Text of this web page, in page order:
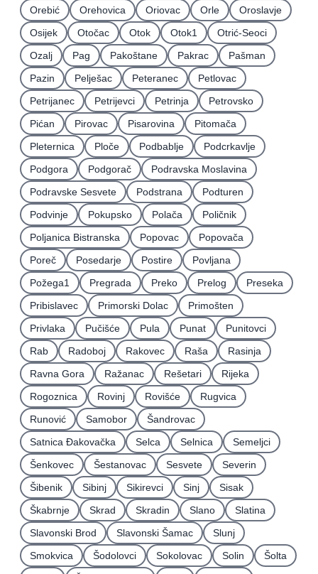
Orebić
Orehovica Oriovac Orle
Oroslavje
Osijek
Otočac Otok Otok1
Otrić-Seoci
Ozalj
Pag Pakoštane Pakrac
Pašman
Pazin
Pelješac Peteranec
Petlovac
Petrijanec
Petrijevci Petrinja
Petrovsko
Pićan
Pirovac Pisarovina
Pitomača
Pleternica
Ploče Podbablje
Podcrkavlje
Podgora
Podgorač
Podravska Moslavina
Podravske Sesvete
Podstrana
Podturen
Podvinje
Pokupsko Polača
Poličnik
Poljanica Bistranska
Popovac
Popovača
Poreč
Posedarje Postire
Povljana
Požega1
Pregrada Preko Prelog
Preseka
Pribislavec
Primorski Dolac
Primošten
Privlaka
Pučišće Pula Punat
Punitovci
Rab
Radoboj Rakovec Raša
Rasinja
Ravna Gora
Ražanac Rešetari
Rijeka
Rogoznica
Rovinj Rovišće
Rugvica
Runović
Samobor
Šandrovac
Satnica Ðakovačka
Selca Selnica
Semeljci
Šenkovec
Šestanovac Sesvete
Severin
Šibenik
Sibinj Sikirevci Sinj
Sisak
Škabrnje
Skrad Skradin Slano
Slatina
Slavonski Brod
Slavonski Šamac
Slunj
Smokvica
Šodolovci Sokolovac Solin
Šolta